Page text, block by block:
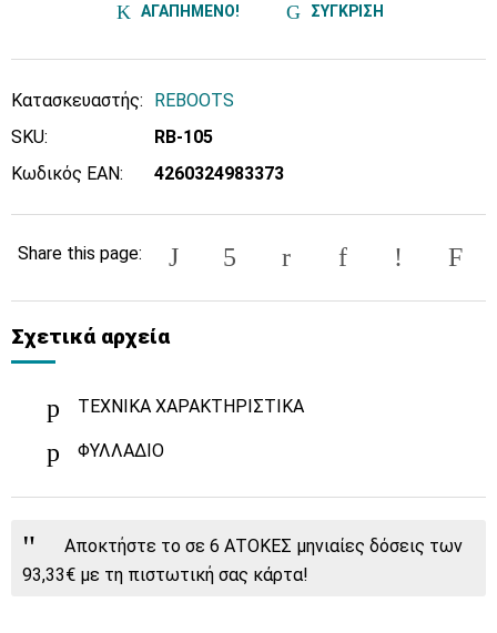
ΑΓΑΠΗΜΕΝΟ! ΣΥΓΚΡΙΣΗ
Κατασκευαστής:
REBOOTS
SKU:
RB-105
Κωδικός EAN:
4260324983373
Share this page:
Σχετικά αρχεία
ΤΕΧΝΙΚΑ ΧΑΡΑΚΤΗΡΙΣΤΙΚΑ
ΦΥΛΛΑΔΙΟ
Αποκτήστε το σε 6 ΑΤΟΚΕΣ μηνιαίες δόσεις των
93,33€ με τη πιστωτική σας κάρτα!